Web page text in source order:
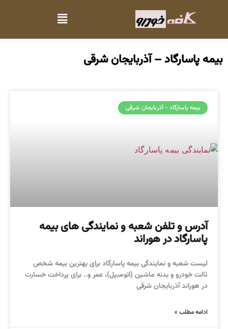
بیمه پاسارگاد – آذربایجان شرقی
بیمه پاسارگاد - آذربایجان شرقی
آدرس و تلفن شعبه و نمایندگی های بیمه
پاسارگاد در هوراند
لیست شعبه و نمایندگی بیمه پاسارگاد برای بهترین بیمه شخص
ثالت خودرو و بدنه ماشین (اتومبیل)، عمر و.. برای پرداخت خسارت
در هوراند آذربایجان شرقی
ادامه مطلب »